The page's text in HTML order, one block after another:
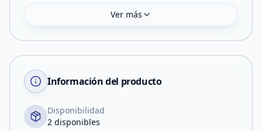
Ver más
Información del producto
Disponibilidad
2 disponibles